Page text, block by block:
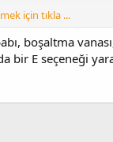
için tıkla ...
boşaltma
bir E seçeneği